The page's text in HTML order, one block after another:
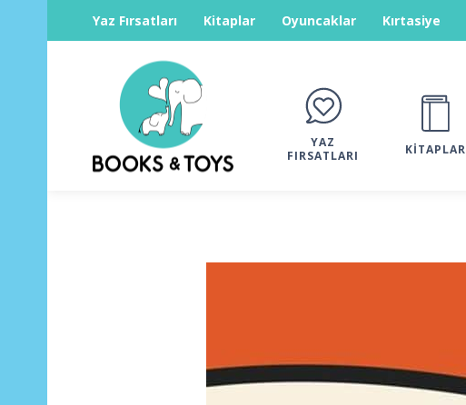
Yaz Fırsatları Kitaplar Oyuncaklar Kırtasiye
YAZ
FIRSATLARI
KITAPLAR